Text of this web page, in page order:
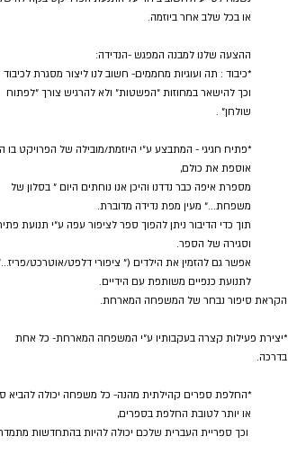
או בכל שלב אחר ביוזמה.
ההצעה שלנו למבנה המפגש -הנדידה:
*כיבוד : תה ועוגיות מחממים- חשוב לנו ליצור מסגרת לכיבוד
וכך להישאר במחוזות ״הפשטות״ ולא להרגיש צורך ״לפתוח
שולחן״ .
*פתיח חגיגי - המתבצע ע״י היוזמת/מובילה של הפרויקט בו
אוספת את כולם,
מספרת איפה כבר נדדנו והיכן אנו נוחתים היום ״ בסלון של
משפחת…״ מעין מפת נדידה מדוברת.
תוך כדי הדיבור ניתן להפוך ספר לציפור עפה ע״י תנועת
וסגירה של הספר.
אפשר גם להזמין את הילדים (״ ציפורי דלפט/אוטרכט/
לתנועת כנפיים משותפת עם הידיים.
הקראת סיפור נבחר של המשפחה המארחת.
*יצירת פעילות קצרה בעקבותיו ע״י המשפחה המארחת- כל אחת
בדרכה.
*החלפת ספרים קהילתית מהנה- כל משפחה יכולה להביא
או יותר לטובת החלפת בספרים,
וכך ספריית העברית שלכם יכולה להיות בהתחדשות